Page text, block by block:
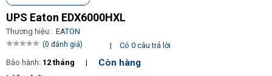
UPS Eaton EDX6000HXL
Thương hiệu: EATON
(0 đánh giá) |
Có 0 câu trả lời
Bảo hành: 12 tháng | Còn hàng